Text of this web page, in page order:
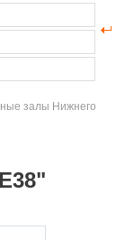
залы Нижнего